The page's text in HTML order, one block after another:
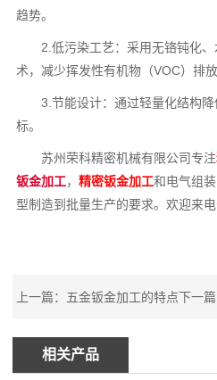
趋势。
2.低污染工艺：采用无铬钝化
术，减少挥发性有机物（VOC）排放
3.节能设计：通过轻量化结构
标。
苏州荣科精密机械有限公司专注
钣金加工，精密钣金加工和电气组
型制造到批量生产的要求。欢迎来
上一篇： 五金钣金加工的特点下一
相关产品